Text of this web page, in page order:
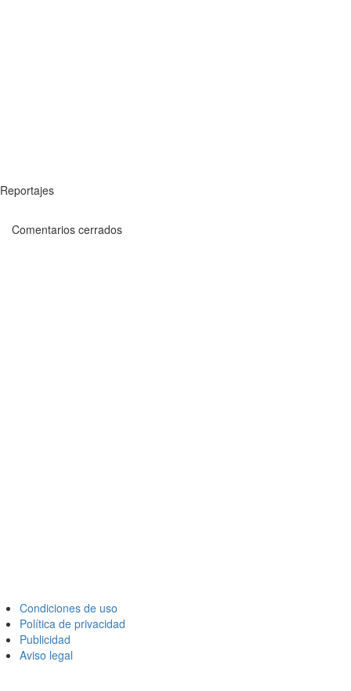
Reportajes
Comentarios cerrados
Condiciones de uso
Política de privacidad
Publicidad
Aviso legal